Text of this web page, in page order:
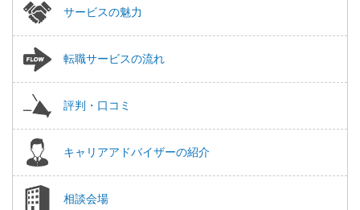
サービスの魅力
転職サービスの流れ
評判・口コミ
キャリアアドバイザーの紹介
相談会場